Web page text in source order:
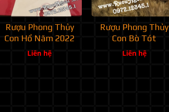
Rượu Phong Thủy
Con Hổ Năm 2022
Liên hệ
Rượu Phong Thủy
Con Bò Tót
Liên hệ